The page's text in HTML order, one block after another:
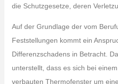
die Schutzgesetze, deren
Auf der Grundlage der vom
Feststellungen kommt ein
Differenzschadens in Betracht.
unterstellt, dass es sich bei
verbauten Thermofenster um